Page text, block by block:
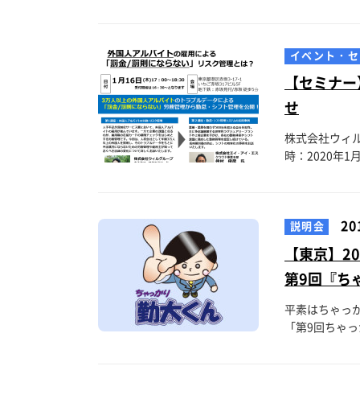
イベント・
【セミナ
せ
株式会社ウィ
時：2020年1
説明会
【東京】
第9回『ち
平素はちゃっ
「第9回ちゃ